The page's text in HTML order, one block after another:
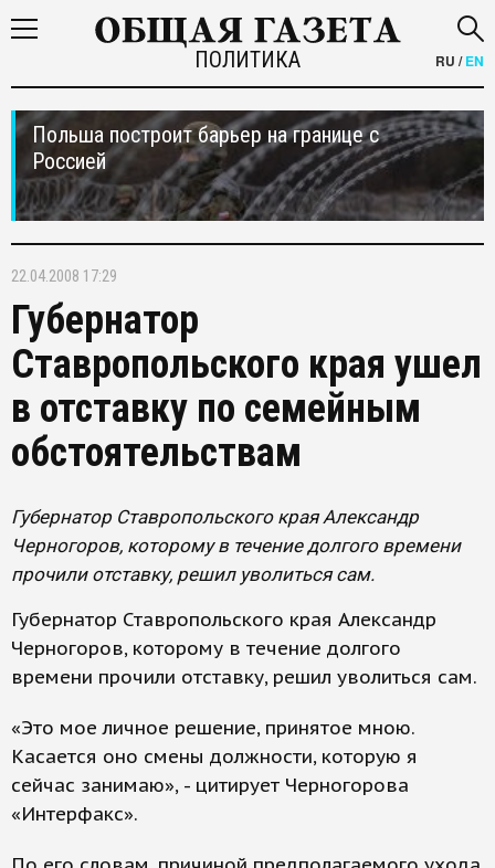
ПОЛИТИКА RU /EN
Польша построит барьер на границе с
Россией
22.04.2008 17:29
Губернатор
Ставропольского края ушел
в отставку по семейным
обстоятельствам
Губернатор Ставропольского края Александр
Черногоров, которому в течение долгого времени
прочили отставку, решил уволиться сам.
Губернатор Ставропольского края Александр
Черногоров, которому в течение долгого
времени прочили отставку, решил уволиться сам.
«Это мое личное решение, принятое мною.
Касается оно смены должности, которую я
сейчас занимаю», - цитирует Черногорова
«Интерфакс».